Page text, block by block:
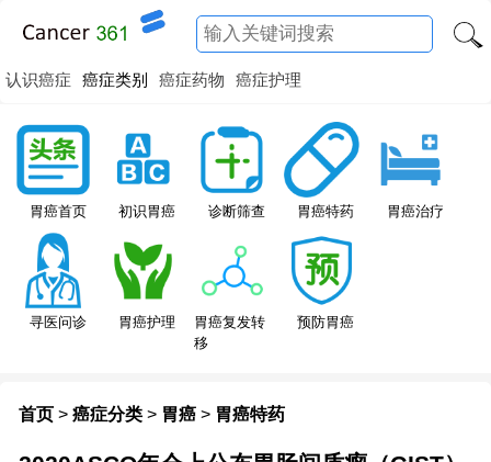
认识癌症 癌症类别 癌症药物 癌症护理
胃癌首页 初识胃癌 诊断筛查 胃癌特药 胃癌治疗
寻医问诊 胃癌护理
胃癌复发转
移
预防胃癌
首页 > 癌症分类 > 胃癌 > 胃癌特药